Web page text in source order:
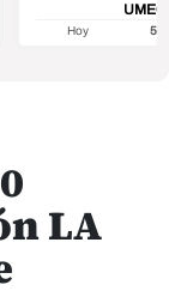
Hoy 5
LA